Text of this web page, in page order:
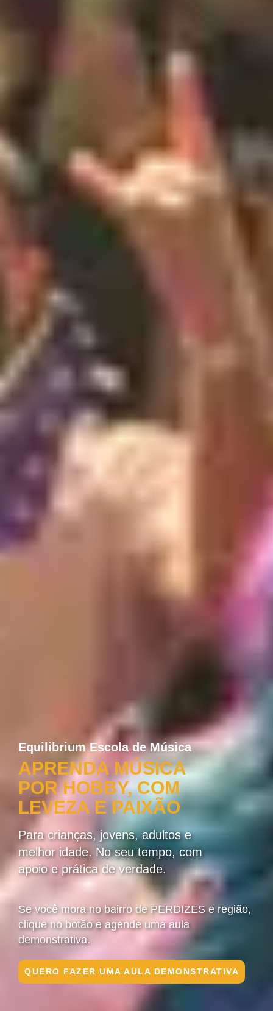
Equilibrium Escola de Música
APRENDA MÚSICA
POR HOBBY, COM
LEVEZA E PAIXÃO
Para crianças, jovens, adultos e
melhor idade. No seu tempo, com
apoio e prática de verdade.
Se você mora no bairro de PERDIZES e região,
clique no botão e agende uma aula
demonstrativa.
QUERO FAZER UMA AULA DEMONSTRATIVA